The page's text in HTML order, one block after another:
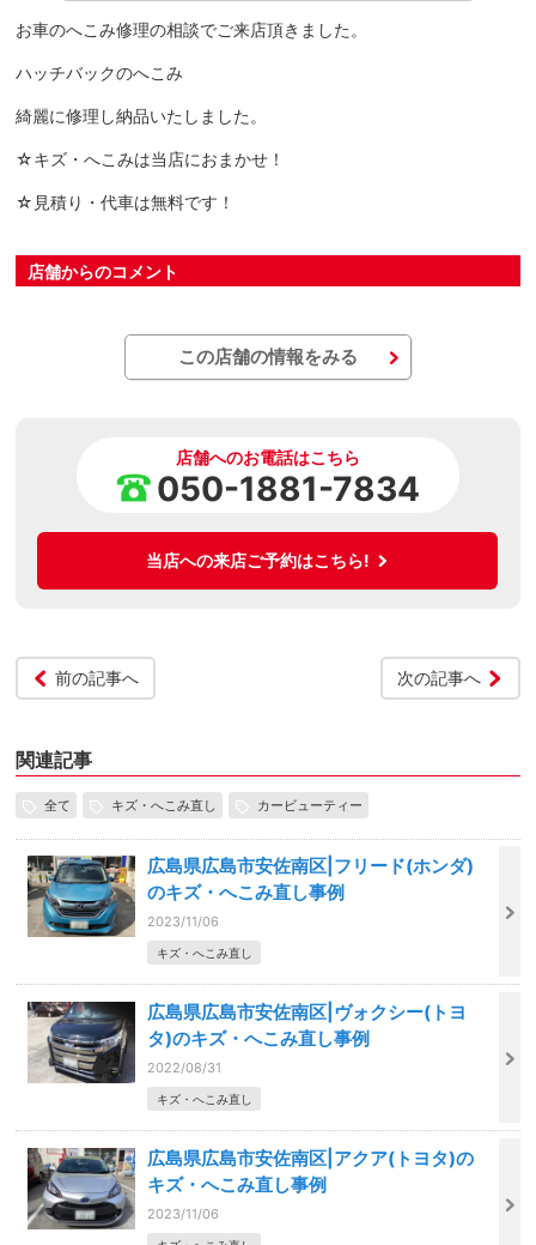
お車のへこみ修理の相談でご来店頂きました。
ハッチバックのへこみ
綺麗に修理し納品いたしました。
☆キズ・へこみは当店におまかせ！
☆見積り・代車は無料です！
店舗からのコメント
この店舗の情報をみる
店舗へのお電話はこちら
050-1881-7834
当店への来店ご予約はこちら!
前の記事へ 次の記事へ
関連記事
全て キズ・へこみ直し カービューティー
広島県広島市安佐南区|フリード(ホンダ)
のキズ・へこみ直し事例
2023/11/06
キズ・へこみ直し
広島県広島市安佐南区|ヴォクシー(トヨ
タ)のキズ・へこみ直し事例
2022/08/31
キズ・へこみ直し
広島県広島市安佐南区|アクア(トヨタ)の
キズ・へこみ直し事例
2023/11/06